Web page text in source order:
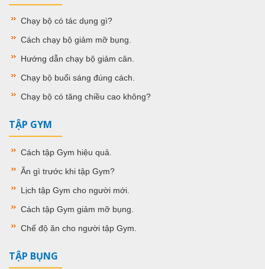
Chạy bộ có tác dụng gì?
Cách chạy bộ giảm mỡ bụng
Hướng dẫn chạy bộ giảm cân
Chạy bộ buổi sáng đúng cách
Chạy bộ có tăng chiều cao không?
TẬP GYM
Cách tập Gym hiệu quả
Ăn gì trước khi tập Gym?
Lịch tập Gym cho người mới
Cách tập Gym giảm mỡ bụng
Chế độ ăn cho người tập Gym
TẬP BỤNG